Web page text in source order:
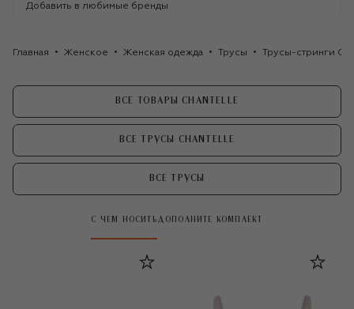
Добавить в любимые бренды
Главная Женское Женская одежда Трусы Трусы-стринги
ВСЕ ТОВАРЫ CHANTELLE
ВСЕ ТРУСЫ CHANTELLE
ВСЕ ТРУСЫ
С ЧЕМ НОСИТЬ ДОПОЛНИТЕ КОМПЛЕКТ